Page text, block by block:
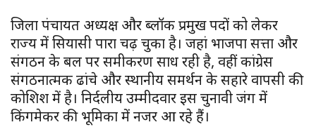
जिला पंचायत अध्यक्ष और ब्लॉक प्रमुख पदों को लेकर
राज्य में सियासी पारा चढ़ चुका है। जहां भाजपा सत्ता और
संगठन के बल पर समीकरण साध रही है, वहीं कांग्रेस
संगठनात्मक ढांचे और स्थानीय समर्थन के सहारे वापसी की
कोशिश में है। निर्दलीय उम्मीदवार इस चुनावी जंग में
किंगमेकर की भूमिका में नजर आ रहे हैं।